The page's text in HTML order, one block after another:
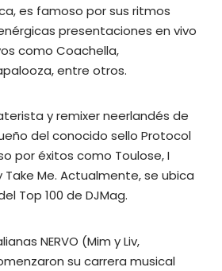
es famoso por sus ritmos
presentaciones en vivo
como Coachella,
entre otros.
y remixer neerlandés de
del conocido sello Protocol
por éxitos como Toulose, I
Take Me. Actualmente, se ubica
Top 100 de DJMag.
NERVO (Mim y Liv,
su carrera musical